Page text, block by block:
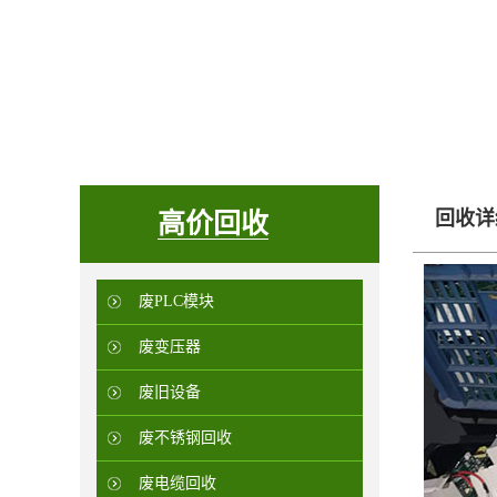
高价回收
废PLC模块
废变压器
废旧设备
废不锈钢回收
废电缆回收
回收